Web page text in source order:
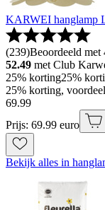
KARWEI hanglamp
(239)Beoordeeld met
52.49 met Club
25% korting25%
25% korting,
69.99
Prijs: 69.99 euro
Bekijk alles in